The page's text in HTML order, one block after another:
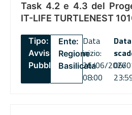
Task 4.2 e 4.3 del
IT-LIFE TURTLENEST
Tipo:
Avviso
Pubblico
Ente:
Regione
Basilicata
Data
inizio:
26/06/2026
08:00
06/